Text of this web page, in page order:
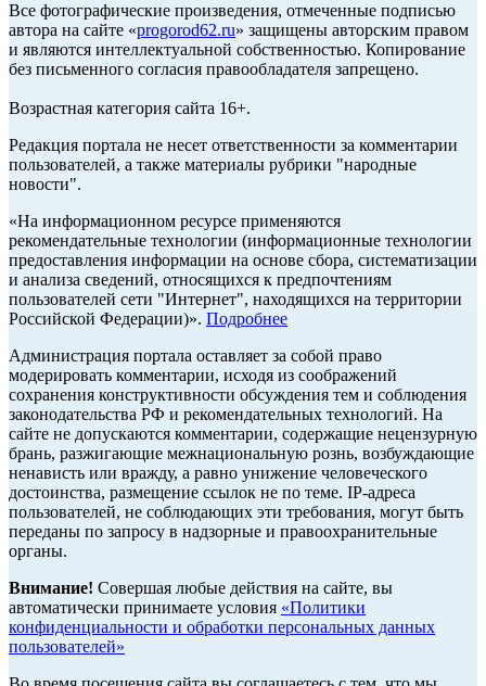
Все фотографические произведения, отмеченные подписью
автора на сайте «progorod62.ru» защищены авторским правом
и являются интеллектуальной собственностью. Копирование
без письменного согласия правообладателя запрещено.
Возрастная категория сайта 16+.
Редакция портала не несет ответственности за комментарии
пользователей, а также материалы рубрики "народные
новости".
«На информационном ресурсе применяются
рекомендательные технологии (информационные технологии
предоставления информации на основе сбора, систематизации
и анализа сведений, относящихся к предпочтениям
пользователей сети "Интернет", находящихся на территории
Российской Федерации)». Подробнее
Администрация портала оставляет за собой право
модерировать комментарии, исходя из соображений
сохранения конструктивности обсуждения тем и соблюдения
законодательства РФ и рекомендательных технологий. На
сайте не допускаются комментарии, содержащие нецензурную
брань, разжигающие межнациональную рознь, возбуждающие
ненависть или вражду, а равно унижение человеческого
достоинства, размещение ссылок не по теме. IP-адреса
пользователей, не соблюдающих эти требования, могут быть
переданы по запросу в надзорные и правоохранительные
органы.
Внимание! Совершая любые действия на сайте, вы
автоматически принимаете условия «Политики
конфиденциальности и обработки персональных данных
пользователей»